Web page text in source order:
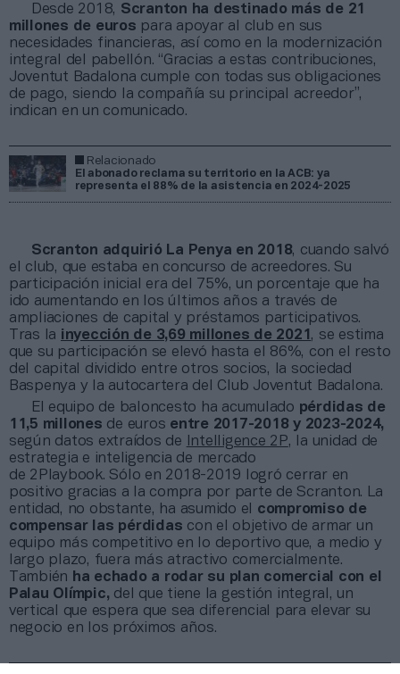
Desde 2018, Scranton ha destinado más de 21
millones de euros para apoyar al club en sus
necesidades financieras, así como en la modernización
integral del pabellón. “Gracias a estas contribuciones,
Joventut Badalona cumple con todas sus obligaciones
de pago, siendo la compañía su principal acreedor”,
indican en un comunicado.
Relacionado
El abonado reclama su territorio en la ACB: ya
representa el 88% de la asistencia en 2024-2025
Scranton adquirió La Penya en 2018, cuando salvó
el club, que estaba en concurso de acreedores. Su
participación inicial era del 75%, un porcentaje que ha
ido aumentando en los últimos años a través de
ampliaciones de capital y préstamos participativos.
Tras la inyección de 3,69 millones de 2021 , se estima
que su participación se elevó hasta el 86%, con el resto
del capital dividido entre otros socios, la sociedad
Baspenya y la autocartera del Club Joventut Badalona.
El equipo de baloncesto ha acumulado pérdidas de
11,5 millones de euros entre 2017-2018 y 2023-2024,
según datos extraídos de
Intelligence 2P, la unidad de
estrategia e inteligencia de mercado
de 2Playbook. Sólo en 2018-2019 logró cerrar en
positivo gracias a la compra por parte de Scranton. La
entidad, no obstante, ha asumido el
compromiso de
compensar las pérdidas con el objetivo de armar un
equipo más competitivo en lo deportivo que, a medio y
largo plazo, fuera más atractivo comercialmente.
También ha echado a rodar su plan comercial con el
Palau Olímpic, del que tiene la gestión integral, un
vertical que espera que sea diferencial para elevar su
negocio en los próximos años.